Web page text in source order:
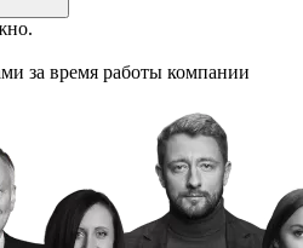
за время работы компании